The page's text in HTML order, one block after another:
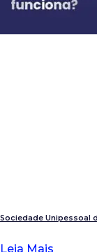
Sociedade Unipessoal
Leia Mais